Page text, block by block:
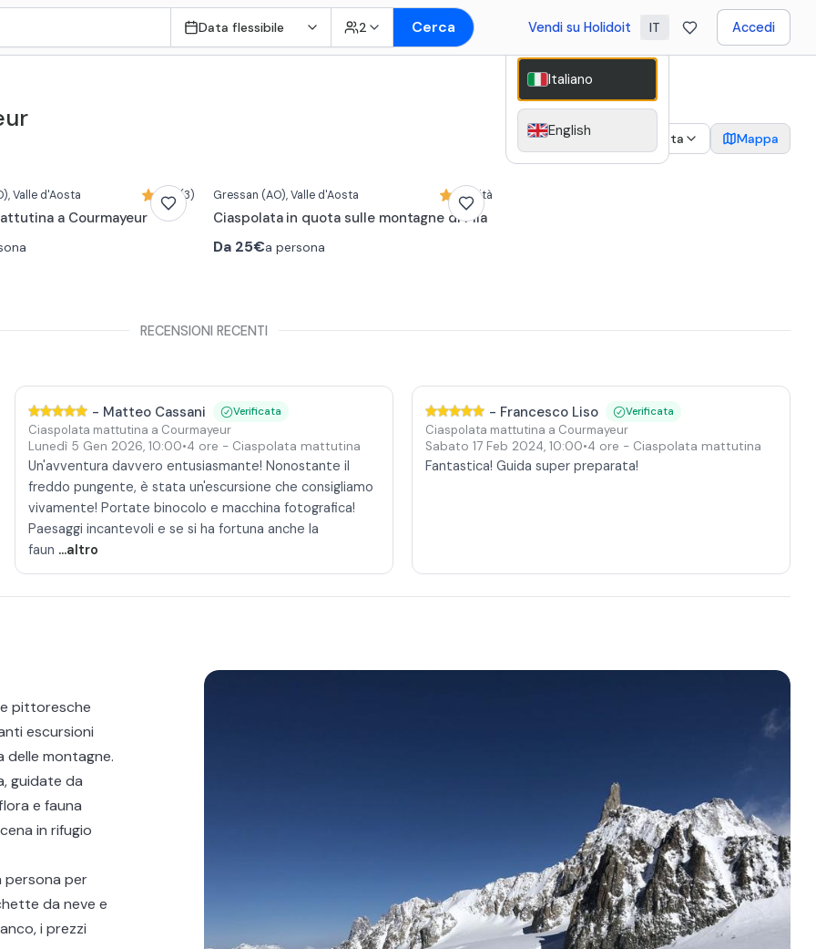
Data flessibile 2 Cerca Vendi su Holidoit IT Accedi
Data Mappa
, Valle d'Aosta 5,0 (3)
a Courmayeur
Gressan (AO), Valle d'Aosta Novità
Ciaspolata in quota sulle montagne di Pila
Da 25€a persona
RECENSIONI RECENTI
- Matteo Cassani Verificata
Ciaspolata mattutina a Courmayeur
Lunedì 5 Gen 2026, 10:00•4 ore - Ciaspolata mattutina
Un'avventura davvero entusiasmante! Nonostante il
freddo pungente, è stata un'escursione che consigliamo
vivamente! Portate binocolo e macchina fotografica!
Paesaggi incantevoli e se si ha fortuna anche la
faun ...altro
- Francesco Liso Verificata
Ciaspolata mattutina a Courmayeur
Sabato 17 Feb 2024, 10:00•4 ore - Ciaspolata mattutina
Fantastica! Guida super preparata!
pittoresche
escursioni
delle montagne.
guidate da
e fauna
in rifugio
persona per
da neve e
, i prezzi
Italiano
English